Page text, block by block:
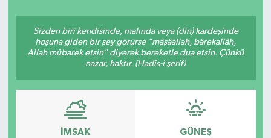
Sizden biri kendisinde, malında veya (din) kardeşinde
hoşuna giden bir şey görürse "mâşâallah, bârekallâh,
Allah mübarek etsin" diyerek bereketle dua etsin. Çünkü
nazar, haktır. (Hadis-i şerif)
İMSAK GÜNEŞ